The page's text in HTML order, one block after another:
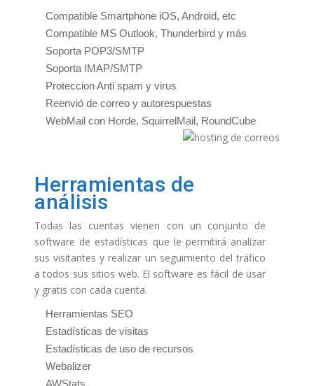
Compatible Smartphone iOS, Android, etc
Compatible MS Outlook, Thunderbird y más
Soporta POP3/SMTP
Soporta IMAP/SMTP
Proteccion Anti spam y virus
Reenvió de correo y autorespuestas
WebMail con Horde, SquirrelMail, RoundCube
Herramientas de
análisis
Todas las cuentas vienen con un conjunto de
software de estadísticas que le permitirá analizar
sus visitantes y realizar un seguimiento del tráfico
a todos sus sitios web. El software es fácil de usar
y gratis con cada cuenta.
Herramientas SEO
Estadísticas de visitas
Estadísticas de uso de recursos
Webalizer
AWStats